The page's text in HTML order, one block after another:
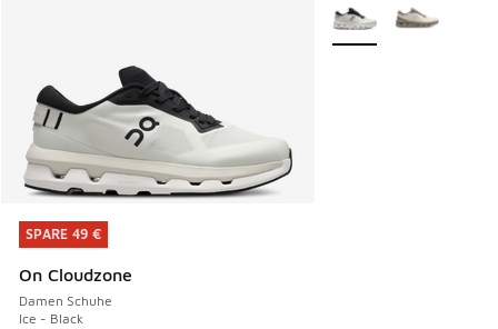
SPARE 49 €
On Cloudzone
Damen Schuhe
Ice - Black
SPARE 49 €
Weitere Farben